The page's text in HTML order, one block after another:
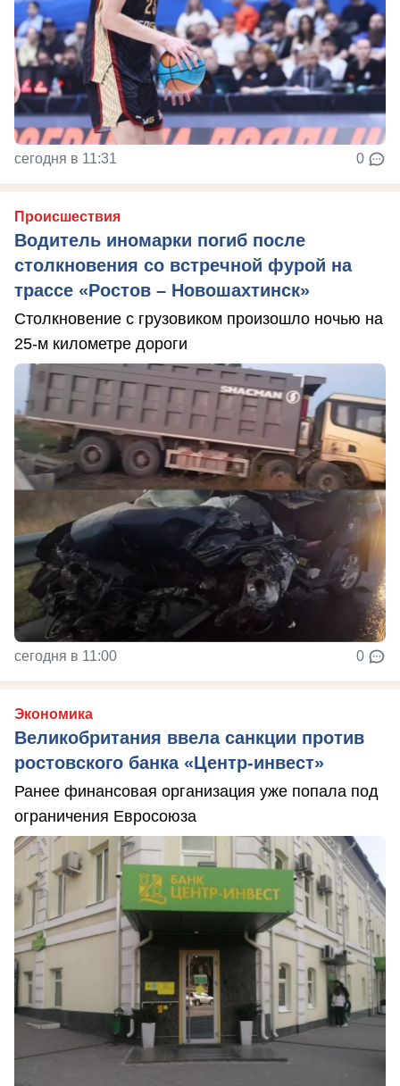
сегодня в 11:31 0
Происшествия
Водитель иномарки погиб после
столкновения со встречной фурой на
трассе «Ростов – Новошахтинск»
Столкновение с грузовиком произошло ночью на
25-м километре дороги
сегодня в 11:00 0
Экономика
Великобритания ввела санкции против
ростовского банка «Центр-инвест»
Ранее финансовая организация уже попала под
ограничения Евросоюза